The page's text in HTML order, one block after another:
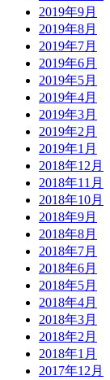
2019年9月
2019年8月
2019年7月
2019年6月
2019年5月
2019年4月
2019年3月
2019年2月
2019年1月
2018年12月
2018年11月
2018年10月
2018年9月
2018年8月
2018年7月
2018年6月
2018年5月
2018年4月
2018年3月
2018年2月
2018年1月
2017年12月